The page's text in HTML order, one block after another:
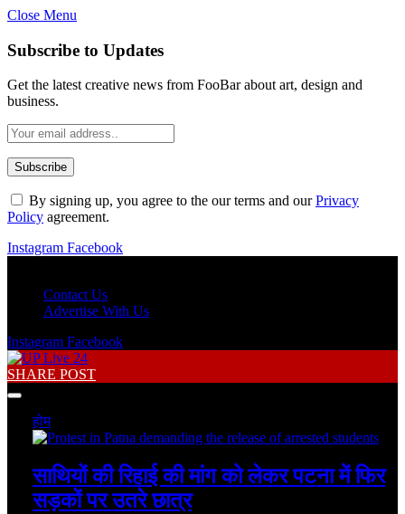
Close Menu
Subscribe to Updates
Get the latest creative news from FooBar about art, design and
business.
By signing up, you agree to the our terms and ourPrivacy
Policy agreement.
Instagram Facebook
Contact Us
Advertise With Us
Instagram Facebook
SHARE POST
होम
साथियों की रिहाई की मांग को लेकर पटना में फिर
सड़कों पर उतरे छात्र